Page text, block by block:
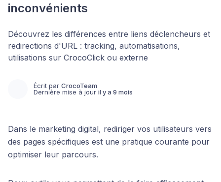
inconvénients
Découvrez les différences entre liens déclencheurs et
redirections d'URL : tracking, automatisations,
utilisations sur CrocoClick ou externe
Écrit par CrocoTeam
Dernière mise à jour il y a 9 mois
Dans le marketing digital, rediriger vos utilisateurs vers
des pages spécifiques est une pratique courante pour
optimiser leur parcours.